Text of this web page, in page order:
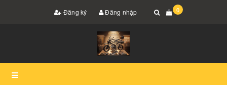
Đăng ký Đăng nhập 0